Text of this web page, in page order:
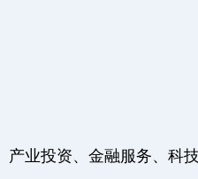
业投资、金融服务、科